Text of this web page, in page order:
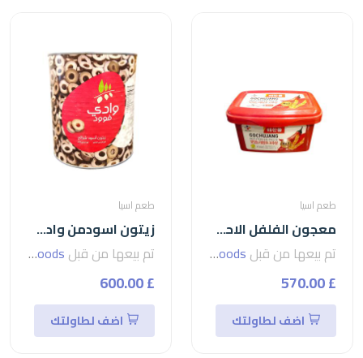
طعم اسيا
معجون الفلفل الاحمر الكوري-1كجم
تم بيعها من قبل seven foods
£ 570.00
اضف لطاولتك
طعم اسيا
زيتون اسودمن وادي فود-3كجم
تم بيعها من قبل seven foods
£ 600.00
اضف لطاولتك